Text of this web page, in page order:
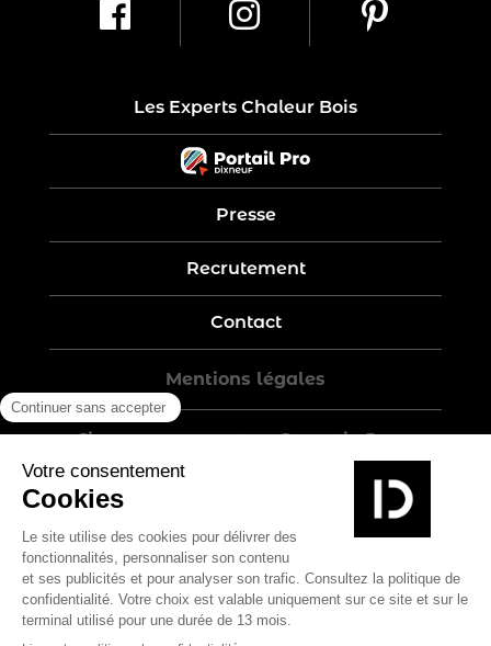
Les Experts Chaleur Bois
Presse
Recrutement
Contact
Mentions légales
Five-year warranty – Garantie 5 ans
Politique de confidentialité
Conditions générales de vente
Plan du site